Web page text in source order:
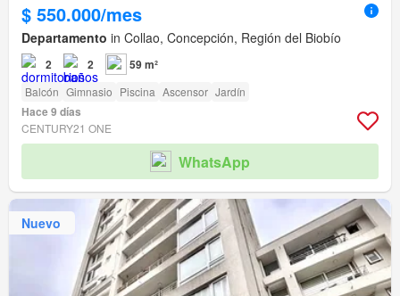
$ 550.000/mes
Departamento in Collao, Concepción, Región del Biobío
2 2 59 m²
Balcón Gimnasio Piscina Ascensor Jardín
Hace 9 días
CENTURY21 ONE
WhatsApp
Nuevo